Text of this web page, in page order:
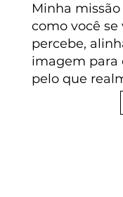
Minha
como você
percebe,
imagem para
pelo que